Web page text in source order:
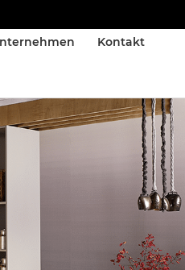
Kontakt